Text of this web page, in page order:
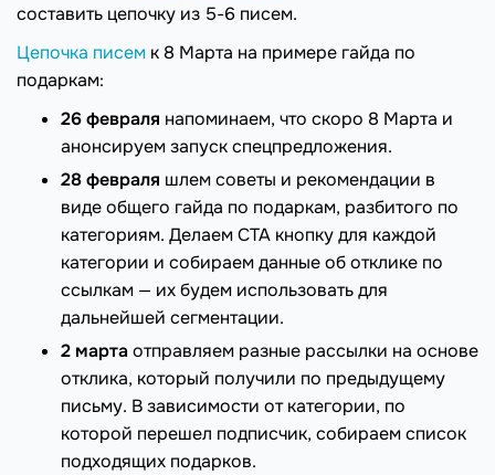
составить цепочку из 5-6 писем.
Цепочка писем к 8 Марта на примере гайда по
подаркам:
26 февраля напоминаем, что скоро 8 Марта и
анонсируем запуск спецпредложения.
28 февраля шлем советы и рекомендации в
виде общего гайда по подаркам, разбитого по
категориям. Делаем СТА кнопку для каждой
категории и собираем данные об отклике по
ссылкам — их будем использовать для
дальнейшей сегментации.
2 мартаотправляем разные рассылки на основе
отклика, который получили по предыдущему
письму. В зависимости от категории, по
которой перешел подписчик, собираем список
подходящих подарков.